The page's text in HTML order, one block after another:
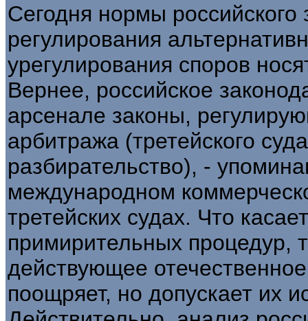
Сегодня нормы
регулирования
урегулирования споров
Вернее, российское
арсенале законы,
арбитража (третейского
разбирательство), -
международном
третейских судах. Что
примирительных процедур,
действующее
поощряет, но допускает их